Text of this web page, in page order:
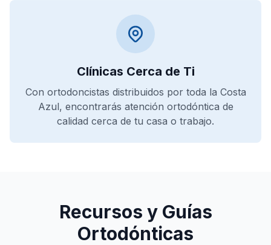
Leaflet |©OpenStreetMapcontributors
Clínicas Cerca de Ti
Con ortodoncistas distribuidos por toda la Costa
Azul, encontrarás atención ortodóntica de
calidad cerca de tu casa o trabajo.
Recursos y Guías
Ortodónticas